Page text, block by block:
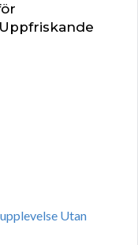
Utan